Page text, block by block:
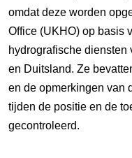
omdat deze worden
Office (UKHO) op basis
hydrografische
en Duitsland. Ze
en de opmerkingen van
tijden de positie en de
gecontroleerd.